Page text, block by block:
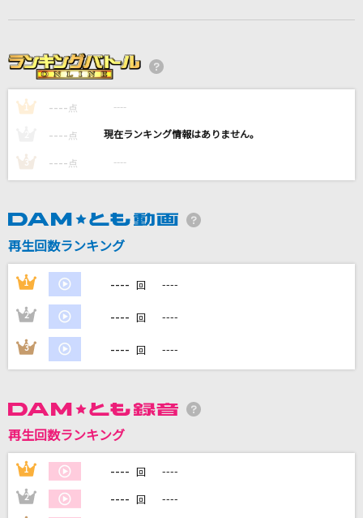
スターマイン
サクラ～卒業できなかった君へ～
ヒカリヘ
Tシャツに口紅
もっと見る
DAMの新曲・ランキングなど
カラオケ最新情報をチェック！
1 ---- 点 ----
---- 点 ----
3 ---- 点 ----
再生回数ランキング
1 ---- 回 ----
2 ---- 回 ----
3 ---- 回 ----
再生回数ランキング
1 ---- 回 ----
2 ---- 回 ----